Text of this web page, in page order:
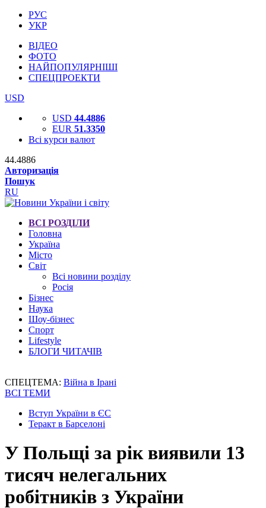
РУС
УКР
ВІДЕО
ФОТО
НАЙПОПУЛЯРНІШІ
СПЕЦПРОЕКТИ
USD
USD 44.4886
EUR 51.3350
Всі курси валют
44.4886
Авторизація
Пошук
RU
ВСІ РОЗДІЛИ
Головна
Україна
Місто
Світ
Всі новини розділу
Росія
Бізнес
Наука
Шоу-бізнес
Спорт
Lifestyle
БЛОГИ ЧИТАЧІВ
СПЕЦТЕМА: Війна в Ірані
ВСІ ТЕМИ
Вступ України в ЄС
Теракт в Барселоні
У Польщі за рік виявили 13
тисяч нелегальних
робітників з України